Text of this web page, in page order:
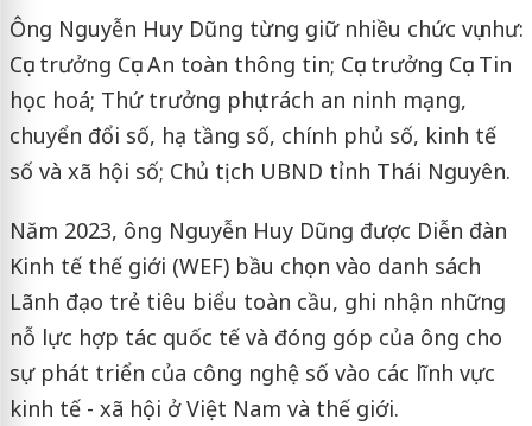
Ông Nguyễn Huy Dũng từng giữ nhiều chức vụ như:
Cục trưởng Cục An toàn thông tin; Cục trưởng Cục Tin
học hoá; Thứ trưởng phụ trách an ninh mạng,
chuyển đổi số, hạ tầng số, chính phủ số, kinh tế
số và xã hội số; Chủ tịch UBND tỉnh Thái Nguyên.
Năm 2023, ông Nguyễn Huy Dũng được Diễn đàn
Kinh tế thế giới (WEF) bầu chọn vào danh sách
Lãnh đạo trẻ tiêu biểu toàn cầu, ghi nhận những
nỗ lực hợp tác quốc tế và đóng góp của ông cho
sự phát triển của công nghệ số vào các lĩnh vực
kinh tế - xã hội ở Việt Nam và thế giới.